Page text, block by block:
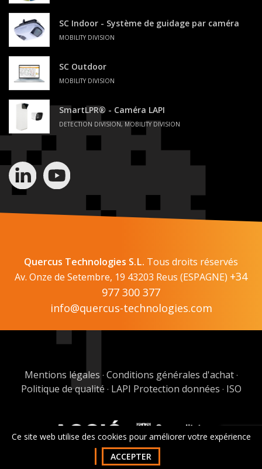
SC Indoor - Système de guidage par caméra
MOBILITY DIVISION
SC Outdoor
MOBILITY DIVISION
SmartLPR® - Caméra LAPI
DETECTION DIVISION, MOBILITY DIVISION
Quercus Technologies S.L. Tous droits réservés
Av. Onze de Setembre, 19 43203 Reus (ESPAGNE) +34
977 300 377
info@quercus-technologies.com
Mentions légales · Conditions générales d'achat·
Politique de qualité · LAPI Protection données · ISO
Ce site web utilise des cookies pour améliorer votre expérience
ACCEPTER